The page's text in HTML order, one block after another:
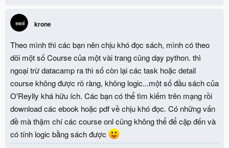
t
i
o
s
:
krone
Theo mình thì các bạn nên chịu khó đọc sách, mình có theo
dõi một số Course của một vài trang cũng dạy python. thì
ngoại trừ datacamp ra thì số còn lại các task hoặc detail
course không được rõ ràng, không logic...một số đầu sách của
O'Reylly khá hữu ích. Các bạn có thể tìm kiếm trên mạng rồi
download các ebook hoặc pdf về chịu khó đọc. Có những vấn
đề mà thậm chí các course onl cũng không thể để cập đến và
có tính logic bằng sách được